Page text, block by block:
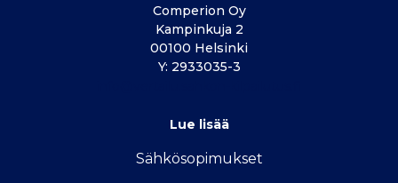
Comperion Oy
Kampinkuja 2
00100 Helsinki
Y: 2933035-3
Lue lisää
Sähkösopimukset